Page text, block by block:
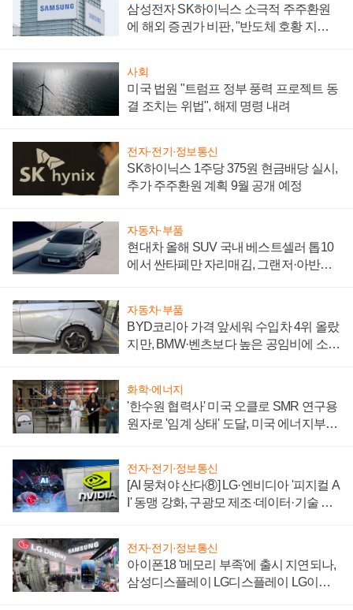
삼성전자 SK하이닉스 소극적 주주환원
에 해외 증권가 비판, "반도체 호황 지속
사회
미국 법원 "트럼프 정부 풍력 프로젝트 동
결 조치는 위법", 해제 명령 내려
전자·전기·정보통신
SK하이닉스 1주당 375원 현금배당 실시,
추가 주주환원 계획 9월 공개 예정
자동차·부품
현대차 올해 SUV 국내 베스트셀러 톱10
에서 싼타페만 자리매김, 그랜저·아반떼
자동차·부품
BYD코리아 가격 앞세워 수입차 4위 올랐
지만, BMW·벤츠보다 높은 공임비에 소비
화학·에너지
'한수원 협력사' 미국 오클로 SMR 연구용
원자로 '임계 상태' 도달, 미국 에너지부
전자·전기·정보통신
[AI 뭉쳐야 산다⑧] LG·엔비디아 '피지컬 A
I' 동맹 강화, 구광모 제조·데이터·기술 결
전자·전기·정보통신
아이폰18 '메모리 부족'에 출시 지연되나,
삼성디스플레이 LG디스플레이 LG이노